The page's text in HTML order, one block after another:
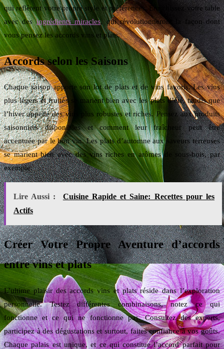
qui reflètent votre propre style et préférences. Enrichissez votre table
avec desingrédients miracles, qui révolutionneront la façon dont
vous pensez les accords vins et plats.
Accords selon les Saisons
Chaque saison apporte son lot de plats et de vins favoris. Les vins
plus légers et fruités se marient bien avec les plats d’été, tandis que
l’hiver appelle des vins plus robustes et riches. Pensez aux produits
saisonniers disponibles et comment leur fraîcheur peut être
accentuée par le bon vin. Les plats d’automne aux saveurs terreuses
se marient bien avec des vins riches en arômes de sous-bois, par
exemple.
Lire Aussi :
Cuisine Rapide et Saine: Recettes pour les
Actifs
Créer Votre Propre Aventure d’accords
entre vins et plats
L’ultime plaisir des accords vins et plats réside dans l’exploration
personnelle. Testez différentes combinaisons, notez ce qui
fonctionne et ce qui ne fonctionne pas. Consultez des experts,
participez à des dégustations et surtout, faites confiance à vos goûts.
Chaque palais est unique, et ce qui constitue l’accord parfait pour